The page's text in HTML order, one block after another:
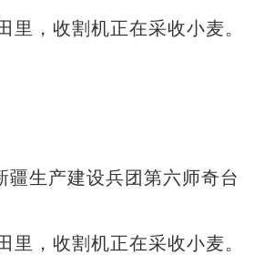
里，收割机正在采收小麦。
疆生产建设兵团第六师奇台
里，收割机正在采收小麦。